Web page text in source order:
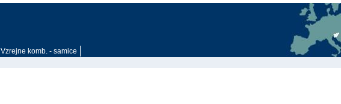
Vzrejne komb. - samice